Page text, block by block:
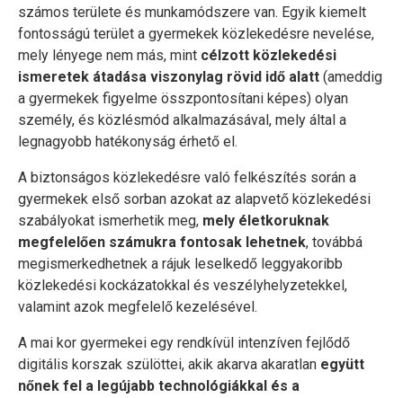
számos területe és munkamódszere van. Egyik kiemelt
fontosságú terület a gyermekek közlekedésre nevelése,
mely lényege nem más, mint célzott közlekedési
ismeretek átadása viszonylag rövid idő alatt (ameddig
a gyermekek figyelme összpontosítani képes) olyan
személy, és közlésmód alkalmazásával, mely által a
legnagyobb hatékonyság érhető el.
A biztonságos közlekedésre való felkészítés során a
gyermekek első sorban azokat az alapvető közlekedési
szabályokat ismerhetik meg, mely életkoruknak
megfelelően számukra fontosak lehetnek, továbbá
megismerkedhetnek a rájuk leselkedő leggyakoribb
közlekedési kockázatokkal és veszélyhelyzetekkel,
valamint azok megfelelő kezelésével.
A mai kor gyermekei egy rendkívül intenzíven fejlődő
digitális korszak szülöttei, akik akarva akaratlan együtt
nőnek fel a legújabb technológiákkal és a